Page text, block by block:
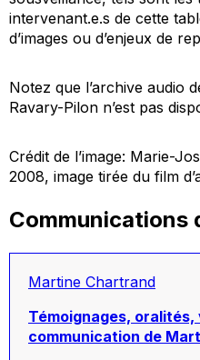
intervenant.e.s de cette
d’images ou d’enjeux de
Notez que l’archive audio
Ravary-Pilon n’est pas
Crédit de l’image: Marie-
2008, image tirée du film
Communications
Martine Chartrand
Témoignages, oralités,
communication de